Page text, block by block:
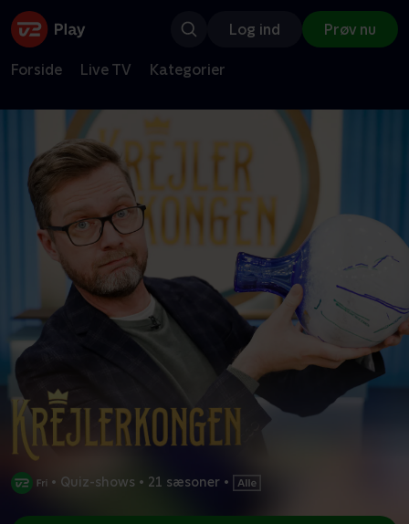
Log ind Prøv nu
Forside Live TV Kategorier
• Quiz-shows • 21 sæsoner •